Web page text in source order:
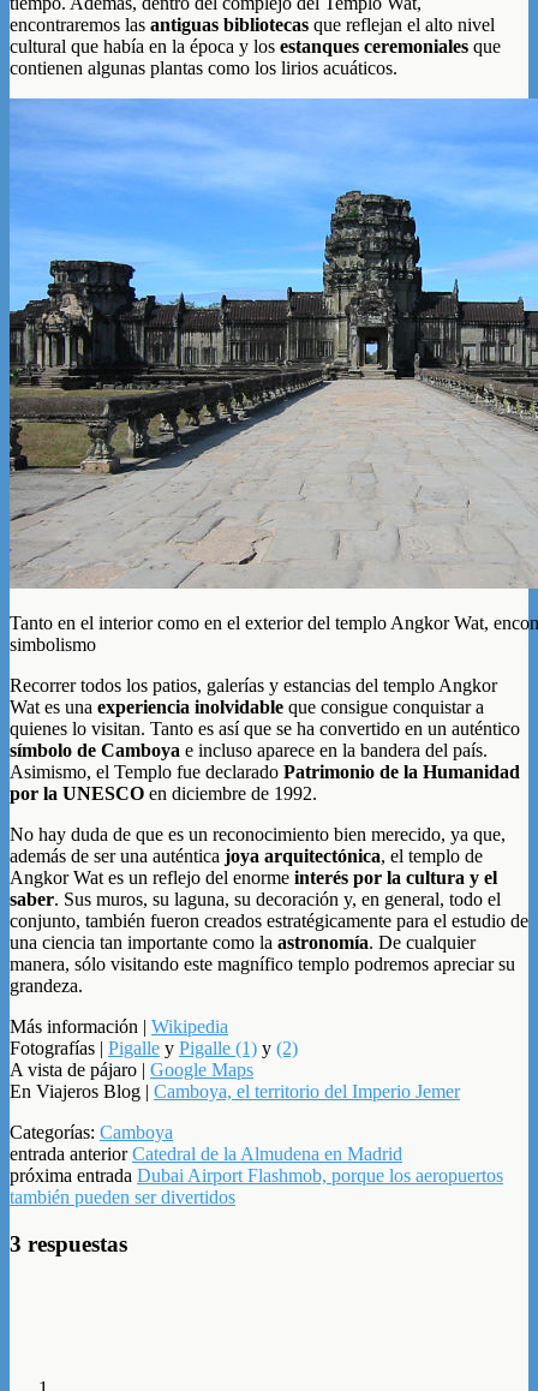
encontraremos las antiguas bibliotecas que reflejan el alto nivel
cultural que había en la época y los estanques ceremoniales que
contienen algunas plantas como los lirios acuáticos.
Tanto en el interior como en el exterior del templo Angkor Wat,
simbolismo
Recorrer todos los patios, galerías y estancias del templo Angkor
Wat es una experiencia inolvidable que consigue conquistar a
quienes lo visitan. Tanto es así que se ha convertido en un auténtico
símbolo de Camboya e incluso aparece en la bandera del país.
Asimismo, el Templo fue declarado Patrimonio de la Humanidad
por la UNESCO en diciembre de 1992.
No hay duda de que es un reconocimiento bien merecido, ya que,
además de ser una auténtica joya arquitectónica, el templo de
Angkor Wat es un reflejo del enorme interés por la cultura y el
saber. Sus muros, su laguna, su decoración y, en general, todo el
conjunto, también fueron creados estratégicamente para el estudio de
una ciencia tan importante como la astronomía. De cualquier
manera, sólo visitando este magnífico templo podremos apreciar su
grandeza.
Más información | Wikipedia
Fotografías | Pigalle y Pigalle (1) y (2)
A vista de pájaro | Google Maps
En Viajeros Blog | Camboya, el territorio del Imperio Jemer
Categorías: Camboya
entrada anteriorCatedral de la Almudena en Madrid
próxima entrada Dubai Airport Flashmob, porque los aeropuertos
también pueden ser divertidos
3 respuestas